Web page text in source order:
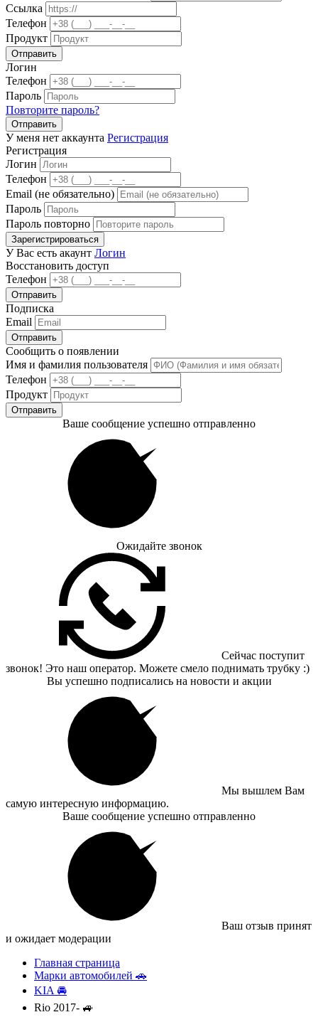
Ссылка
Телефон
Продукт
Отправить
Логин
Телефон
Пароль
Повторите пароль?
Отправить
У меня нет аккаунта Регистрация
Регистрация
Логин
Телефон
Email (не обязательно)
Пароль
Пароль повторно
Зарегистрироваться
У Вас есть акаунт Логин
Восстановить доступ
Телефон
Отправить
Подписка
Email
Отправить
Сообщить о появлении
Имя и фамилия пользователя
Телефон
Продукт
Отправить
Ваше сообщение успешно отправленно
Ожидайте звонок
Сейчас поступит
звонок! Это наш оператор. Можете смело поднимать трубку :)
Вы успешно подписались на новости и акции
Мы вышлем Вам
самую интересную информацию.
Ваше сообщение успешно отправленно
Ваш отзыв принят
и ожидает модерации
Главная страница
Марки автомобилей 🚗
KIA 🚘
Rio 2017- 🚙